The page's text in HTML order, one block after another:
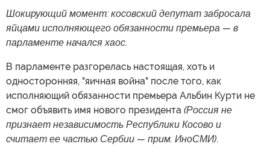
Шокирующий момент: косовский депутат забросала
яйцами исполняющего обязанности премьера — в
парламенте начался хаос.
В парламенте разгорелась настоящая, хоть и
односторонняя, "яичная война" после того, как
исполняющий обязанности премьера Альбин Курти не
смог объявить имя нового президента (Россия не
признает независимость Республики Косово и
считает ее частью Сербии — прим. ИноСМИ).